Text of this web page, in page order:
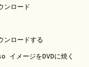
ロード
ロードする
メージをDVDに焼く